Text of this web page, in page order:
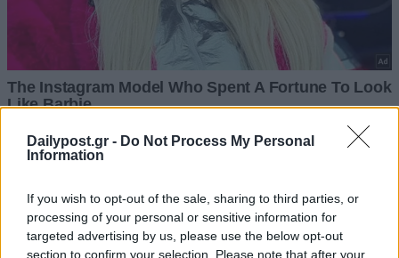
Dailypost.gr - Do Not Process My Personal
Information
If you wish to opt-out of the sale, sharing to third parties, or
processing of your personal or sensitive information for
targeted advertising by us, please use the below opt-out
section to confirm your selection. Please note that after your